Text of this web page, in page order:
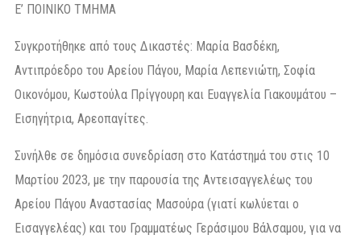
Ε’ ΠΟΙΝΙΚΟ ΤΜΗΜΑ
Συγκροτήθηκε από τους Δικαστές: Μαρία Βασδέκη,
Αντιπρόεδρο του Αρείου Πάγου, Μαρία Λεπενιώτη, Σοφία
Οικονόμου, Κωστούλα Πρίγγουρη και Ευαγγελία Γιακουμάτου –
Εισηγήτρια, Αρεοπαγίτες.
Συνήλθε σε δημόσια συνεδρίαση στο Κατάστημά του στις 10
Μαρτίου 2023, με την παρουσία της Αντεισαγγελέως του
Αρείου Πάγου Αναστασίας Μασούρα (γιατί κωλύεται ο
Εισαγγελέας) και του Γραμματέως Γεράσιμου Βάλσαμου, για να